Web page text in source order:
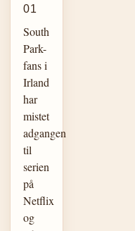
01
South
Park-
fans i
Irland
har
mistet
adgangen
til
serien
på
Netflix
og